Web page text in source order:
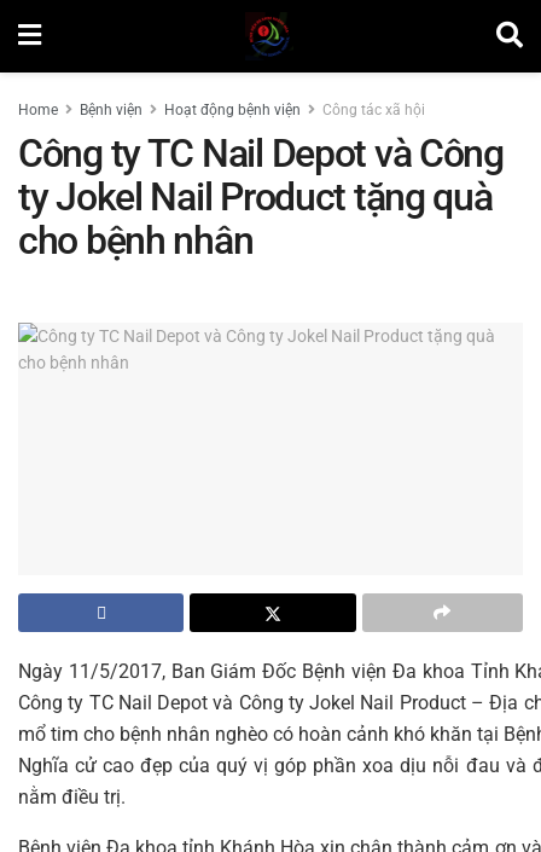
Home Bệnh viện Hoạt động bệnh viện Công tác xã hội
Công ty TC Nail Depot và Công
ty Jokel Nail Product tặng quà
cho bệnh nhân
Ngày 11/5/2017, Ban Giám Đốc Bệnh viện Đa khoa Tỉnh
Công ty TC Nail Depot và Công ty Jokel Nail Product – Địa
mổ tim cho bệnh nhân nghèo có hoàn cảnh khó khăn tại
Nghĩa cử cao đẹp của quý vị góp phần xoa dịu nỗi đau và
nằm điều trị.